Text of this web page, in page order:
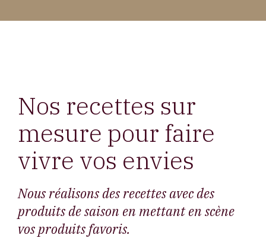
Nos recettes sur
mesure pour faire
vivre vos envies
Nous réalisons des recettes avec des
produits de saison en mettant en scène
vos produits favoris.